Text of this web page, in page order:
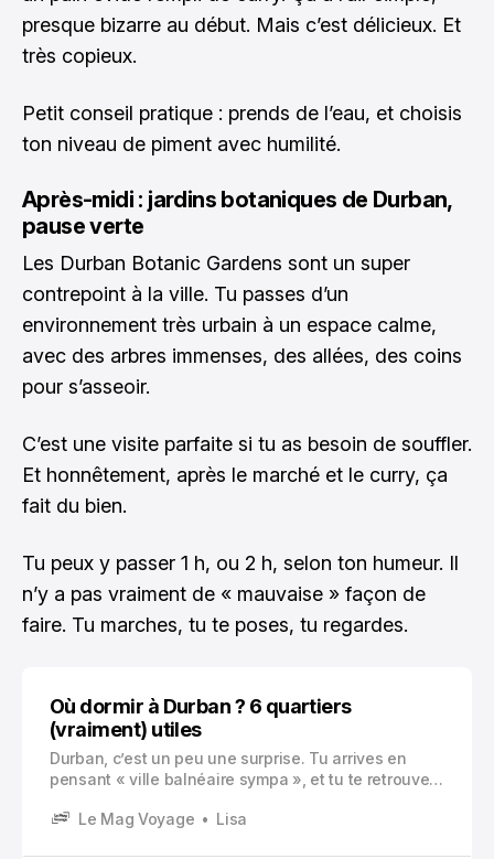
presque bizarre au début. Mais c’est délicieux. Et
très copieux.
Petit conseil pratique : prends de l’eau, et choisis
ton niveau de piment avec humilité.
Après-midi : jardins botaniques de Durban,
pause verte
Les Durban Botanic Gardens sont un super
contrepoint à la ville. Tu passes d’un
environnement très urbain à un espace calme,
avec des arbres immenses, des allées, des coins
pour s’asseoir.
C’est une visite parfaite si tu as besoin de souffler.
Et honnêtement, après le marché et le curry, ça
fait du bien.
Tu peux y passer 1 h, ou 2 h, selon ton humeur. Il
n’y a pas vraiment de « mauvaise » façon de
faire. Tu marches, tu te poses, tu regardes.
Où dormir à Durban ? 6 quartiers
(vraiment) utiles
Durban, c’est un peu une surprise. Tu arrives en
pensant « ville balnéaire sympa », et tu te retrouves
l’Afrique du Sud.
Le Mag Voyage Lisa